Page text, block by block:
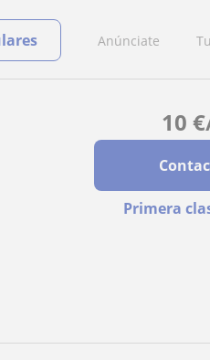
Anúnciate
10 €
Primera